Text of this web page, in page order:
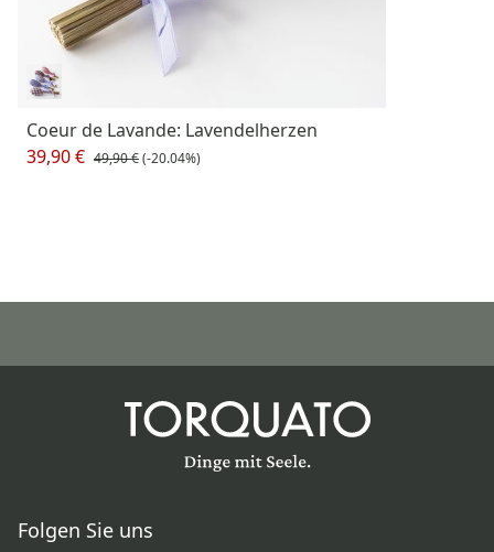
Coeur de Lavande: Lavendelherzen
39,90 € 49,90 €(-20.04%)
Folgen Sie uns